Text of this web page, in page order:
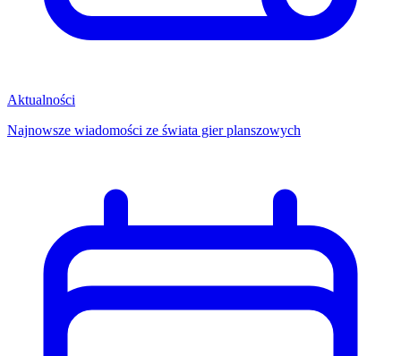
Aktualności
Najnowsze wiadomości ze świata gier planszowych